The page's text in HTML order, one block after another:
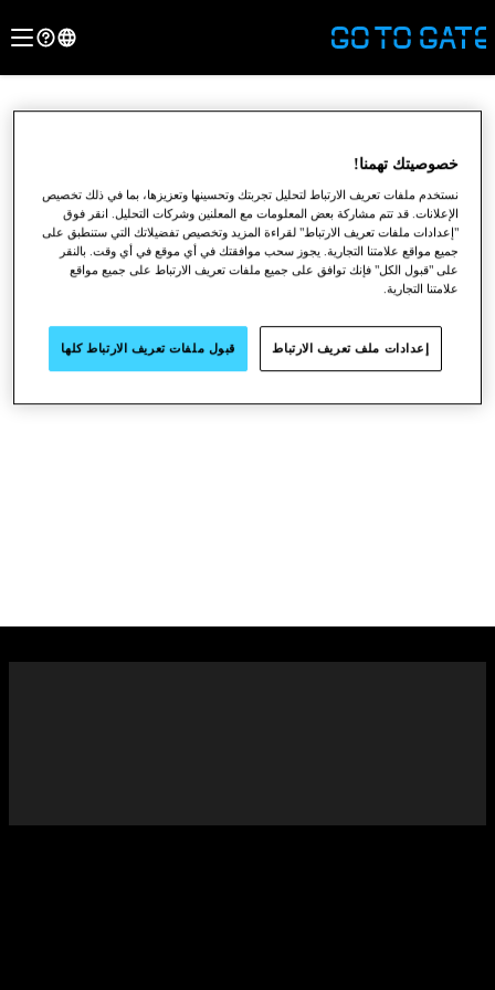
●
●
خصوصيتك تهمنا!
نستخدم ملفات تعريف الارتباط لتحليل تجربتك وتحسينها وتعزيزها، بما في ذلك تخصيص
الإعلانات. قد تتم مشاركة بعض المعلومات مع المعلنين وشركات التحليل. انقر فوق
"إعدادات ملفات تعريف الارتباط" لقراءة المزيد وتخصيص تفضيلاتك التي ستنطبق على
جميع مواقع علامتنا التجارية. يجوز سحب موافقتك في أي موقع في أي وقت. بالنقر
على "قبول الكل" فإنك توافق على جميع ملفات تعريف الارتباط على جميع مواقع
علامتنا التجارية.
إعدادات ملف تعريف الارتباط قبول ملفات تعريف الارتباط كلها